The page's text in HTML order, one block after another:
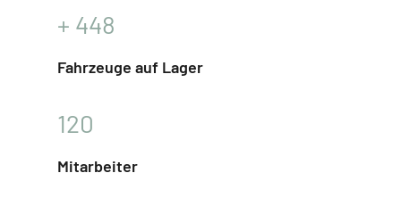
+ 448
Fahrzeuge auf Lager
120
Mitarbeiter